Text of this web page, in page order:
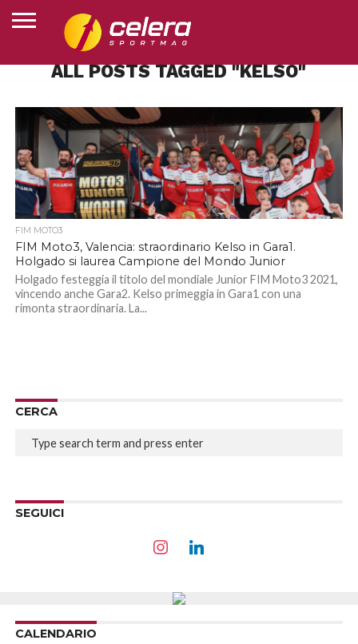
HOME
MOTOGP
SUPERBIKE
MOTOJUNIOR
ESPORTS
ALTRI
CLASSIFICHE
ALL POSTS TAGGED "KELSO"
FIM MOTO3
FIM Moto3, Valencia: straordinario Kelso in Gara1.
Holgado si laurea Campione del Mondo Junior
Holgado festeggia il titolo del mondiale Junior FIM Moto3 2021,
vincendo anche Gara2. Kelso primeggia in Gara1 con una
rimonta straordinaria. La...
CERCA
SEGUICI
CALENDARIO